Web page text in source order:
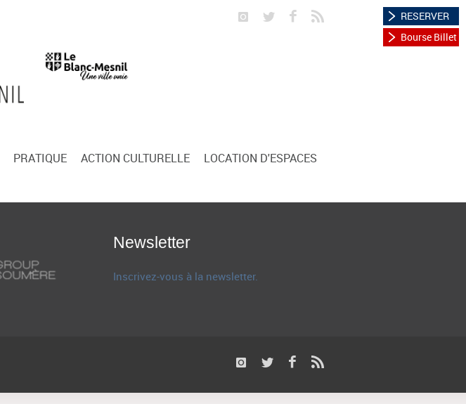
RESERVER
Bourse Billet
PRATIQUE ACTION CULTURELLE LOCATION D'ESPACES
Newsletter
Inscrivez-vous à la newsletter.